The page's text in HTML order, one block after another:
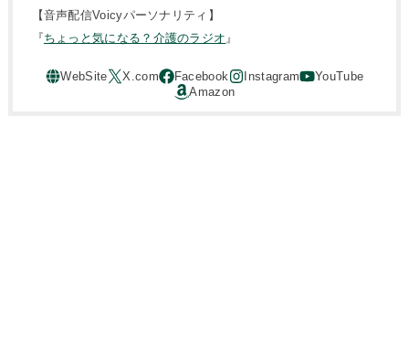
【音声配信Voicyパーソナリティ】
『ちょっと気になる？介護のラジオ』